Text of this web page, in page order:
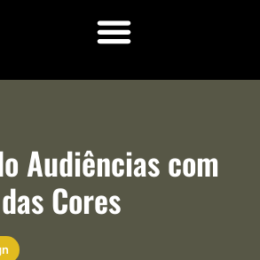
Audiências com
Cores